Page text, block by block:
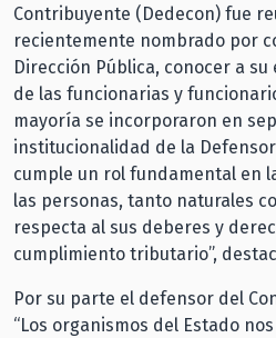
Contribuyente (Dedecon) fue
recientemente nombrado por
Dirección Pública, conocer a
de las funcionarias y
mayoría se incorporaron en
institucionalidad de la
cumple un rol fundamental en
las personas, tanto naturales
respecta al sus deberes y
cumplimiento tributario”,
Por su parte el defensor del
“Los organismos del Estado